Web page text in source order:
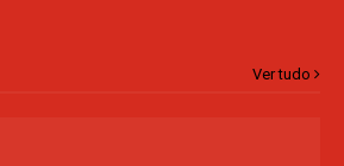
Ver tudo